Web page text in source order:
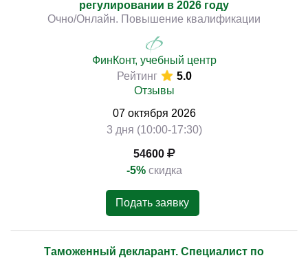
регулировании в 2026 году
Очно/Онлайн. Повышение квалификации
ФинКонт, учебный центр
Рейтинг
5.0
Отзывы
07 октября 2026
3 дня (10:00-17:30)
54600
-5% скидка
Подать заявку
Таможенный декларант. Специалист по